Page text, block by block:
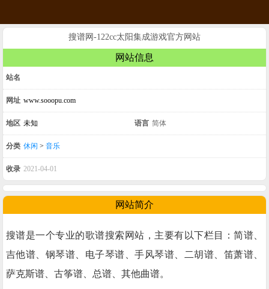
搜谱网-122cc太阳集成游戏官方网站
网站信息
站名
网址 www.sooopu.com
地区 未知 语言 简体
分类 休闲 > 音乐
收录 2021-04-01
网站简介
搜谱是一个专业的歌谱搜索网站，主要有以下栏目：简谱、
吉他谱、钢琴谱、电子琴谱、手风琴谱、二胡谱、笛萧谱、
萨克斯谱、古筝谱、总谱、其他曲谱。